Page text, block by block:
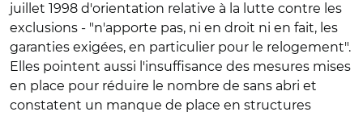
juillet 1998 d'orientation relative à la lutte contre les
exclusions - "n'apporte pas, ni en droit ni en fait, les
garanties exigées, en particulier pour le relogement".
Elles pointent aussi l'insuffisance des mesures mises
en place pour réduire le nombre de sans abri et
constatent un manque de place en structures